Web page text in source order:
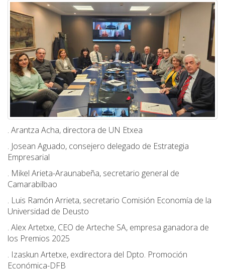
. Arantza Acha, directora de UN Etxea
. Josean Aguado, consejero delegado de Estrategia
Empresarial
. Mikel Arieta-Araunabeña, secretario general de
Camarabilbao
. Luis Ramón Arrieta, secretario Comisión Economía de la
Universidad de Deusto
. Alex Artetxe, CEO de Arteche SA, empresa ganadora de
los Premios 2025
. Izaskun Artetxe, exdirectora del Dpto. Promoción
Económica-DFB